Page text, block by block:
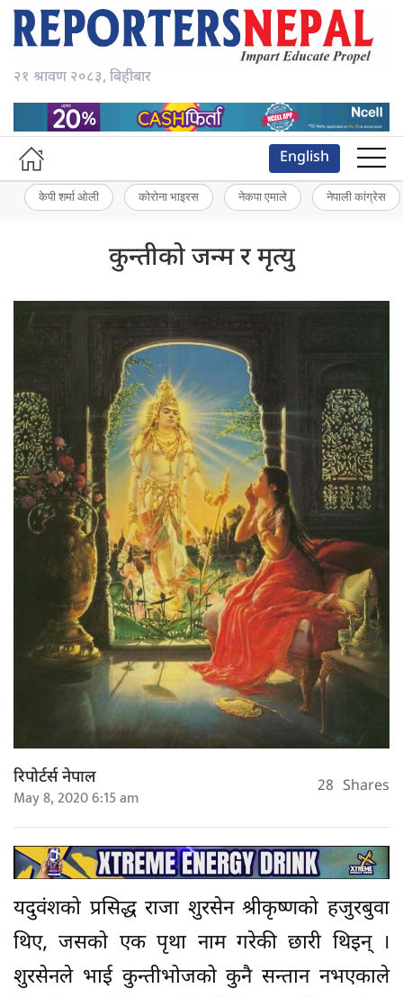
२१ श्रावण २०८३, बिहीबार
English
केपी शर्मा ओली कोरोना भाइरस नेकपा एमाले नेपाली कांग्रेस
कुन्तीको जन्म र मृत्यु
रिपोर्टर्स नेपाल
May 8, 2020 6:15 am 28 Shares
यदुवंशको प्रसिद्ध राजा शुरसेन श्रीकृष्णको हजुरबुवा
थिए, जसको एक पृथा नाम गरेकी छारी थिइन् ।
शुरसेनले भाई कुन्तीभोजको कुनै सन्तान नभएकाले